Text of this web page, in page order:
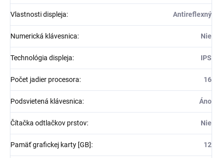
Vlastnosti displeja: Antireflexný
Numerická klávesnica: Nie
Technológia displeja: IPS
Počet jadier procesora: 16
Podsvietená klávesnica: Áno
Čítačka odtlačkov prstov: Nie
Pamäť grafickej karty [GB]: 12